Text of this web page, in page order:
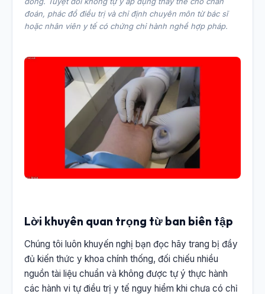
đoán, phác đồ điều trị và chỉ định chuyên môn từ bác sĩ
hoặc nhân viên y tế có chứng chỉ hành nghề hợp pháp.
Lời khuyên quan trọng từ ban biên tập
Chúng tôi luôn khuyến nghị bạn đọc hãy trang bị đầy
đủ kiến thức y khoa chính thống, đối chiếu nhiều
nguồn tài liệu chuẩn và không được tự ý thực hành
các hành vi tự điều trị y tế nguy hiểm khi chưa có chỉ